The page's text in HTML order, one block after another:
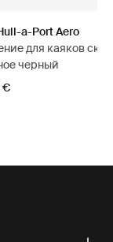
a-Port Aero
для каяков
черный
€